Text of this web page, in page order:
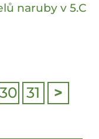
naruby v 5.C
30 31 >